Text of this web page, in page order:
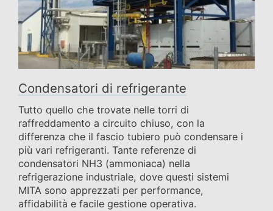
Condensatori di refrigerante
Tutto quello che trovate nelle torri di
raffreddamento a circuito chiuso, con la
differenza che il fascio tubiero può condensare i
più vari refrigeranti. Tante referenze di
condensatori NH3 (ammoniaca) nella
refrigerazione industriale, dove questi sistemi
MITA sono apprezzati per performance,
affidabilità e facile gestione operativa.